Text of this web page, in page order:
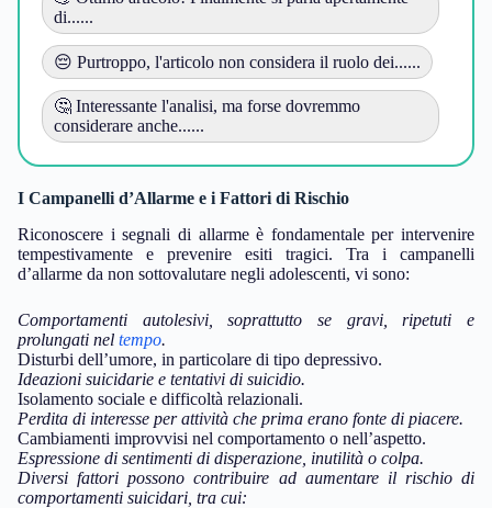
di......
😔 Purtroppo, l'articolo non considera il ruolo dei......
🤔 Interessante l'analisi, ma forse dovremmo
considerare anche......
I Campanelli d’Allarme e i Fattori di Rischio
Riconoscere i segnali di allarme è fondamentale per intervenire
tempestivamente e prevenire esiti tragici. Tra i campanelli
d’allarme da non sottovalutare negli adolescenti, vi sono:
Comportamenti autolesivi, soprattutto se gravi, ripetuti e
prolungati nel tempo.
Disturbi dell’umore, in particolare di tipo depressivo.
Ideazioni suicidarie e tentativi di suicidio.
Isolamento sociale e difficoltà relazionali.
Perdita di interesse per attività che prima erano fonte di piacere.
Cambiamenti improvvisi nel comportamento o nell’aspetto.
Espressione di sentimenti di disperazione, inutilità o colpa.
Diversi fattori possono contribuire ad aumentare il rischio di
comportamenti suicidari, tra cui: